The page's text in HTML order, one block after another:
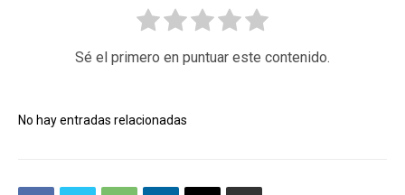
Sé el primero en puntuar este contenido.
No hay entradas relacionadas